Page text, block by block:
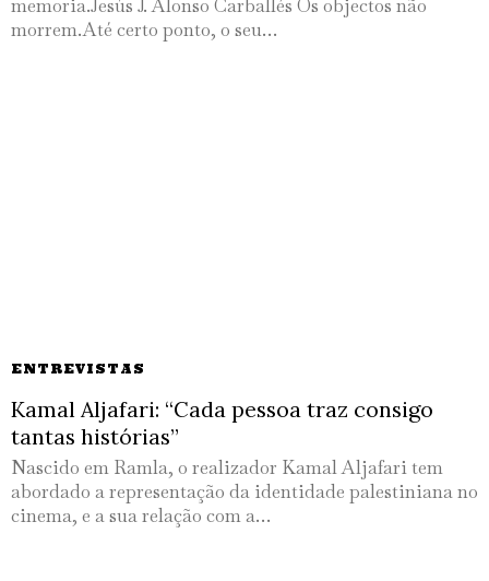
memoria.Jesús J. Alonso Carballés Os objectos não
morrem.Até certo ponto, o seu…
ENTREVISTAS
Kamal Aljafari: “Cada pessoa traz consigo
tantas histórias”
Nascido em Ramla, o realizador Kamal Aljafari tem
abordado a representação da identidade palestiniana no
cinema, e a sua relação com a…